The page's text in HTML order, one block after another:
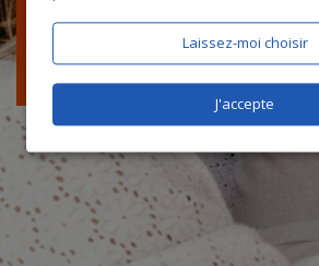
Laissez-moi choisir
J'accepte